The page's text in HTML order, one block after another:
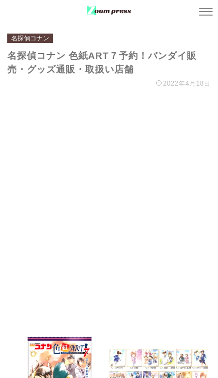
名探偵コナン
名探偵コナン 色紙ART７予約！バンダイ販
売・グッズ通販・取扱い店舗
2022年4月18日